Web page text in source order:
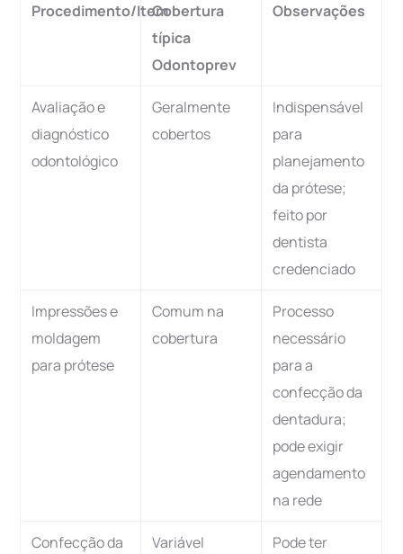
Procedimento/ItemCobertura
típica
Odontoprev
Observações
Avaliação e
diagnóstico
odontológico
Geralmente
cobertos
Indispensável
para
planejamento
da prótese;
feito por
dentista
credenciado
Impressões e
moldagem
para prótese
Comum na
cobertura
Processo
necessário
para a
confecção da
dentadura;
pode exigir
agendamento
na rede
Confecção da
Variável
Pode ter